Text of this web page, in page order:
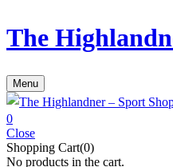
The
Menu
0
Close
Shopping Cart(0)
No products in the cart.